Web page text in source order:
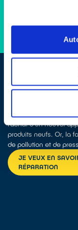
Réparer c’est
l’achat d’un nouvel
produits neufs. Or, la
de pollution et de
JE VEUX EN
RÉPARATION